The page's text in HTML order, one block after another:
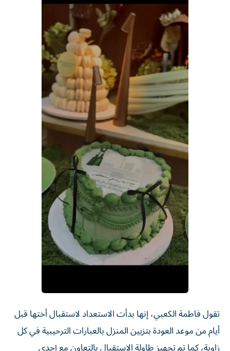
تقول فاطمة الكعبي، إنها بدأت الاستعداد لاستقبال أختها قبل
أيام من موعد العودة بتزيين المنزل بالعبارات الترحيبية في كل